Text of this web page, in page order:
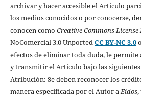
archivar y hacer accesible el Artículo
los medios conocidos o por conocerse,
conocen como Creative Commons License
NoComercial 3.0 UnportedCC BY-NC 3.0
efectos de eliminar toda duda, le
y transmitir el Artículo bajo las
Atribución: Se deben reconocer los
manera especificada por el Autor aEidos,